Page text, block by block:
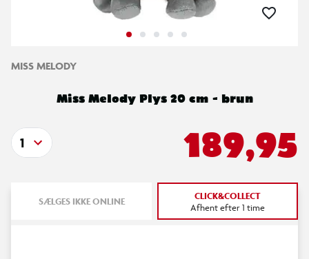
MISS MELODY
Miss Melody Plys 20 cm - brun
189,95
1
SÆLGES IKKE ONLINE CLICK&COLLECT
Afhent efter 1 time